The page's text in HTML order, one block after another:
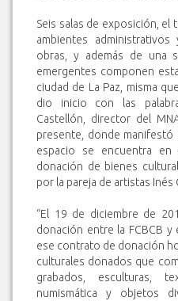
Seis salas de exposición, el
ambientes
obras, y además de una
emergentes componen
ciudad de La Paz, misma
dio inicio con las
Castellón, director del
presente, donde
espacio se encuentra
donación de bienes
por la pareja de artistas Inés
“El 19 de diciembre de
donación entre la FCBCB y
ese contrato de donación
culturales donados que
grabados, esculturas,
numismática y objetos